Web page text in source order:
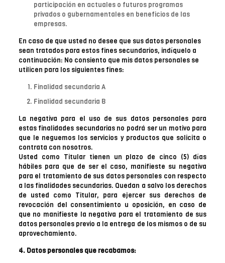
participación en actuales o futuros programas
privados o gubernamentales en beneficios de las
empresas.
En caso de que usted no desee que sus datos personales
sean tratados para estos fines secundarios, indíquelo a
continuación: No consiento que mis datos personales se
utilicen para los siguientes fines:
Finalidad secundaria A
Finalidad secundaria B
La negativa para el uso de sus datos personales para
estas finalidades secundarias no podrá ser un motivo para
que le neguemos los servicios y productos que solicita o
contrata con nosotros.
Usted como Titular tienen un plazo de cinco (5) días
hábiles para que de ser el caso, manifieste su negativa
para el tratamiento de sus datos personales con respecto
a las finalidades secundarias. Quedan a salvo los derechos
de usted como Titular, para ejercer sus derechos de
revocación del consentimiento u oposición, en caso de
que no manifieste la negativa para el tratamiento de sus
datos personales previo a la entrega de los mismos o de su
aprovechamiento.
4. Datos personales que recabamos: